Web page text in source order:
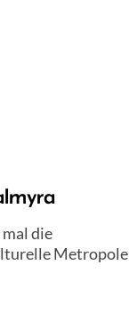
die
Metropole